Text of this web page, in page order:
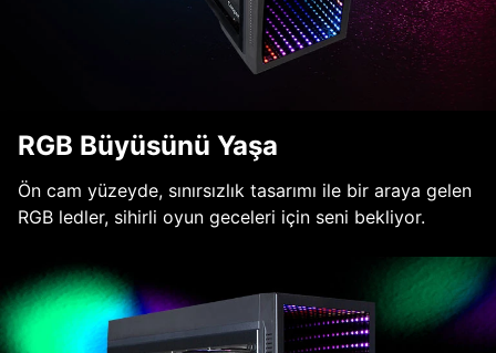
RGB Büyüsünü Yaşa
Ön cam yüzeyde, sınırsızlık tasarımı ile bir araya gelen
RGB ledler, sihirli oyun geceleri için seni bekliyor.